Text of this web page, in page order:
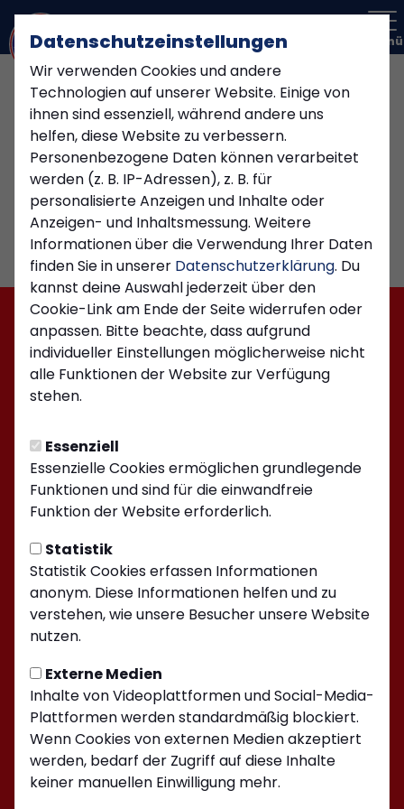
Datenschutzeinstellungen
Wir verwenden Cookies und andere
Technologien auf unserer Website. Einige von
ihnen sind essenziell, während andere uns
helfen, diese Website zu verbessern.
Personenbezogene Daten können verarbeitet
werden (z. B. IP-Adressen), z. B. für
personalisierte Anzeigen und Inhalte oder
Anzeigen- und Inhaltsmessung. Weitere
Informationen über die Verwendung Ihrer Daten
finden Sie in unserer Datenschutzerklärung. Du
kannst deine Auswahl jederzeit über den
Cookie-Link am Ende der Seite widerrufen oder
anpassen. Bitte beachte, dass aufgrund
individueller Einstellungen möglicherweise nicht
alle Funktionen der Website zur Verfügung
stehen.
Essenziell
Essenzielle Cookies ermöglichen grundlegende
Funktionen und sind für die einwandfreie
Funktion der Website erforderlich.
Statistik
Statistik Cookies erfassen Informationen
anonym. Diese Informationen helfen und zu
verstehen, wie unsere Besucher unsere Website
nutzen.
Externe Medien
Inhalte von Videoplattformen und Social-Media-
Plattformen werden standardmäßig blockiert.
Wenn Cookies von externen Medien akzeptiert
werden, bedarf der Zugriff auf diese Inhalte
keiner manuellen Einwilligung mehr.
Menü
Freizeit Kicker Kierspe
Übersicht Funktionsteam
Kiersper Sport-Club e.V. auf Social Media folgen
Jetzt unsere App downloaden